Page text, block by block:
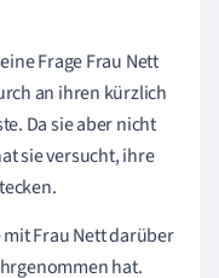
Frage Frau Nett
an ihren kürzlich
Da sie aber nicht
sie versucht, ihre
Frau Nett darüber
hat.